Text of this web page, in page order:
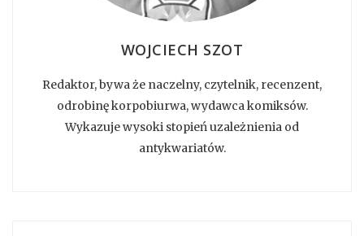
WOJCIECH SZOT
Redaktor, bywa że naczelny, czytelnik, recenzent,
odrobinę korpobiurwa, wydawca komiksów.
Wykazuje wysoki stopień uzależnienia od
antykwariatów.